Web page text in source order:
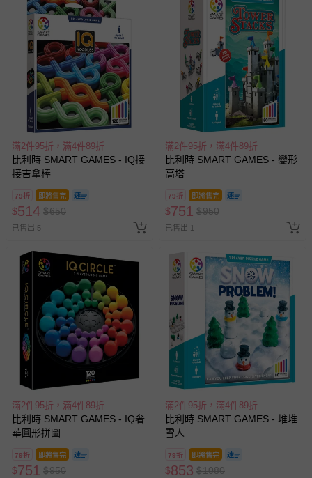
滿2件95折，滿4件89折
比利時 SMART GAMES - IQ接
接吉拿棒
79折 即將售完
$514 $650
已售出 5
滿2件95折，滿4件89折
比利時 SMART GAMES - 變形
高塔
79折 即將售完
$751 $950
已售出 1
滿2件95折，滿4件89折
比利時 SMART GAMES - IQ奢
華圓形拼圖
79折 即將售完
$751 $950
滿2件95折，滿4件89折
比利時 SMART GAMES - 堆堆
雪人
79折 即將售完
$853 $1080